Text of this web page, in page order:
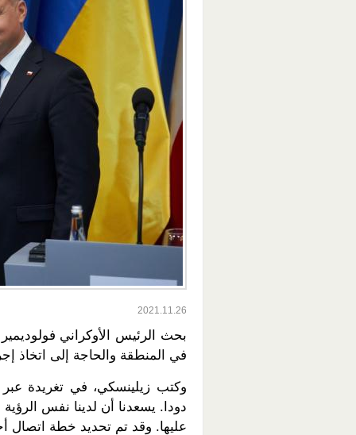
2021.11.26
بحث الرئيس الأوكراني
في المنطقة والحاجة إلى اتخاذ
وكتب زيلينسكي، في تغريدة عبر
دودا. يسعدنا أن لدينا نفس
عليها. وقد تم تحديد خطة اتصال